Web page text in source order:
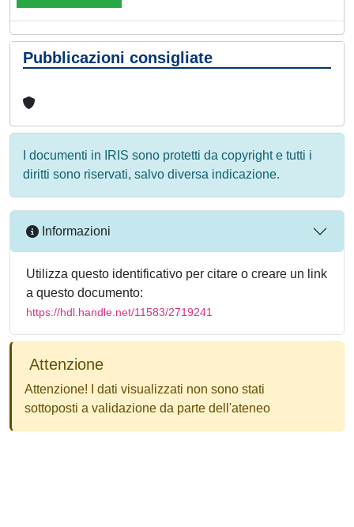
Pubblicazioni consigliate
I documenti in IRIS sono protetti da copyright e tutti i
diritti sono riservati, salvo diversa indicazione.
Informazioni
Utilizza questo identificativo per citare o creare un link
a questo documento:
https://hdl.handle.net/11583/2719241
Attenzione
Attenzione! I dati visualizzati non sono stati
sottoposti a validazione da parte dell'ateneo